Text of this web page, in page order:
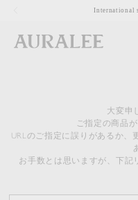
International
大変申
ご指定の商品
URLのご指定に誤りがあるか
お手数とは思いますが、下記